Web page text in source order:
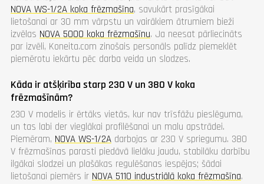
NOVA WS-1/2A koka frēzmašīna, savukārt prasīgākai
lietošanai ar 30 mm vārpstu un vairākiem ātrumiem bieži
izvēlas NOVA 5000 koka frēzmašīnu. Ja neesat pārliecināts
par izvēli, Koneita.com zinošais personāls palīdz piemeklēt
piemērotu iekārtu pēc darba veida un slodzes.
Kāda ir atšķirība starp 230 V un 380 V koka
frēzmašīnām?
230 V modelis ir ērtāks vietās, kur nav trīsfāžu pieslēguma,
un tas labi der vieglākai profilēšanai un malu apstrādei.
Piemēram, NOVA WS-1/2A darbojas ar 230 V spriegumu. 380
V frēzmašīnas parasti piedāvā lielāku jaudu, stabilāku darbību
ilgākai slodzei un plašākas regulēšanas iespējas; šādai
lietošanai piemērs ir NOVA 5110 industriālā koka frēzmašīna.